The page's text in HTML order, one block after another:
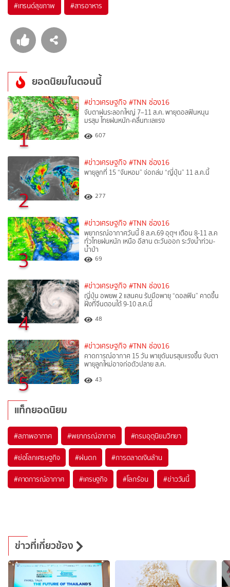
#เทรนด์สุขภาพ #สารอาหาร
ยอดนิยมในตอนนี้
1
#ข่าวเศรษฐกิจ #TNN ช่อง16
จับตาฝนระลอกใหญ่ 7–11 ส.ค. พายุดอลฟินหนุน
มรสุม ไทยฝนหนัก-คลื่นทะเลแรง
607
2
#ข่าวเศรษฐกิจ #TNN ช่อง16
พายุลูกที่ 15 “จันหอม” จ่อถล่ม “ญี่ปุ่น” 11 ส.ค.นี้
277
3
#ข่าวเศรษฐกิจ #TNN ช่อง16
พยากรณ์อากาศวันนี้ 8 ส.ค.69 อุตุฯ เตือน 8-11 ส.ค
ทั่วไทยฝนหนัก เหนือ อีสาน ตะวันออก ระวังน้ำท่วม-
น้ำป่า
69
4
#ข่าวเศรษฐกิจ #TNN ช่อง16
ญี่ปุ่น อพยพ 2 แสนคน รับมือพายุ “ดอลฟิน” คาดขึ้น
ฝั่งที่จีนตอนใต้ 9-10 ส.ค.นี้
48
5
#ข่าวเศรษฐกิจ #TNN ช่อง16
คาดการณ์อากาศ 15 วัน พายุดันมรสุมแรงขึ้น จับตา
พายุลูกใหม่อาจก่อตัวปลาย ส.ค.
43
แท็กยอดนิยม
#สภาพอากาศ #พยากรณ์อากาศ #กรมอุตุนิยมวิทยา
#ย่อโลกเศรษฐกิจ #ฝนตก #การตลาดเงินล้าน
#คาดการณ์อากาศ #เศรษฐกิจ #โลกร้อน #ข่าววันนี้
ข่าวที่เกี่ยวข้อง